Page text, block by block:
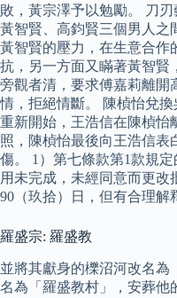
敗，黃宗澤予以勉勵。 刀
黃智賢、高鈞賢三個男人之
黃智賢的壓力，在生意合作
抗，另一方面又瞞著黃智賢
旁觀者清，要求傅嘉莉離開
情，拒絕情斷。 陳楨怡兌
重新開始，王浩信在陳楨怡
照，陳楨怡最後向王浩信表
傷。 1）第七條款第1款規
用未完成，未經同意而更改
90（玖拾）日，但有合理解
羅盛宗: 羅盛教
並將其獻身的櫟沼河改名為
名為「羅盛教村」，安葬他